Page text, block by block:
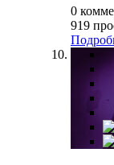
0
919